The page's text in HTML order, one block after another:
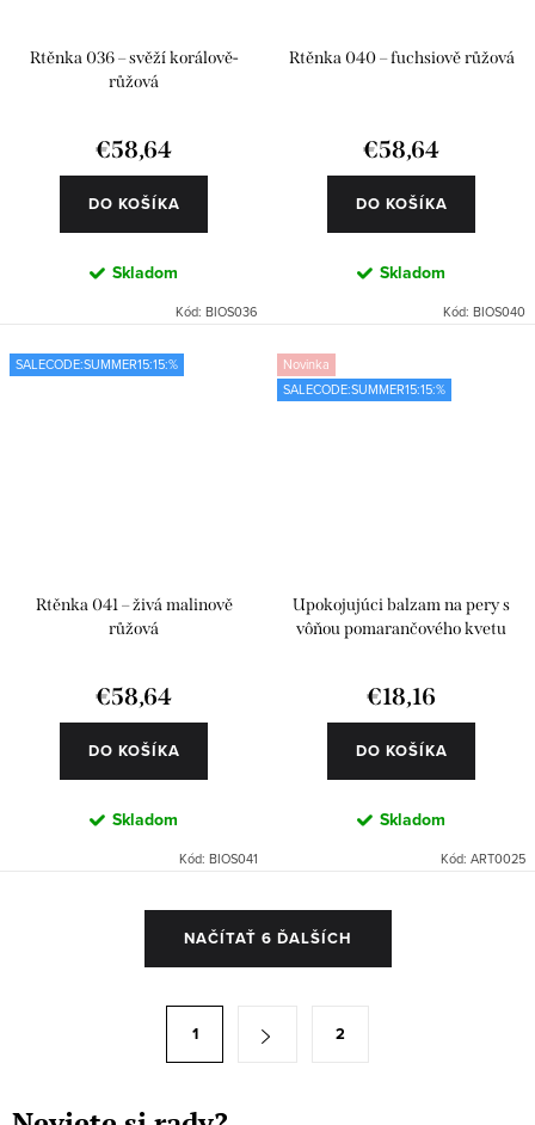
Rtěnka 036 – svěží korálově-
růžová
€58,64
DO KOŠÍKA
Skladom
Kód: BIOS036
Rtěnka 040 – fuchsiově růžová
€58,64
DO KOŠÍKA
Skladom
Kód: BIOS040
SALECODE:SUMMER15:15:%
Rtěnka 041 – živá malinově
růžová
€58,64
DO KOŠÍKA
Skladom
Kód: BIOS041
Novinka
SALECODE:SUMMER15:15:%
Upokojujúci balzam na pery s
vôňou pomarančového kvetu
€18,16
DO KOŠÍKA
Skladom
Kód: ART0025
c
NAČÍTAŤ 6 ĎALŠÍCH
á
1 2